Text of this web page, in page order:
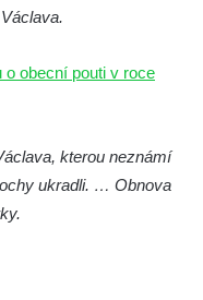
o obecní pouti v roce
kterou neznámí
ukradli. … Obnova